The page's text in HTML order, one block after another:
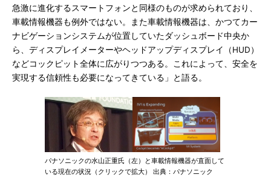
急激に進化するスマートフォンと同様のものが求められており、
車載情報機器も例外ではない。また車載情報機器は、かつてカー
ナビゲーションシステムが位置していたダッシュボード中央か
ら、ディスプレイメーターやヘッドアップディスプレイ（HUD）
などコックピット全体に広がりつつある。これによって、安全を
実現する信頼性も必要になってきている」と語る。
パナソニックの水山正重氏（左）と車載情報機器が直面して
いる現在の状況（クリックで拡大） 出典：パナソニック